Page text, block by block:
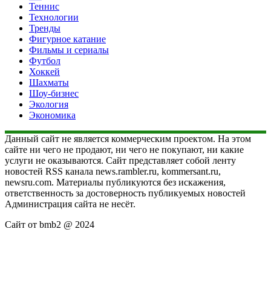
Теннис
Технологии
Тренды
Фигурное катание
Фильмы и сериалы
Футбол
Хоккей
Шахматы
Шоу-бизнес
Экология
Экономика
Данный сайт не является коммерческим проектом. На этом
сайте ни чего не продают, ни чего не покупают, ни какие
услуги не оказываются. Сайт представляет собой ленту
новостей RSS канала news.rambler.ru, kommersant.ru,
newsru.com. Материалы публикуются без искажения,
ответственность за достоверность публикуемых новостей
Администрация сайта не несёт.
Сайт от bmb2 @ 2024